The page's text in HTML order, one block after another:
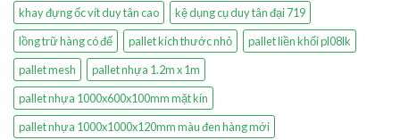
khay đựng ốc vít duy tân cao
kệ dụng cụ duy tân đại 719
lồng trữ hàng có đế
pallet kích thước nhỏ
pallet liền khối pl08lk
pallet mesh
pallet nhựa 1.2m x 1m
pallet nhựa 1000x600x100mm mặt kín
pallet nhựa 1000x1000x120mm màu đen hàng mới